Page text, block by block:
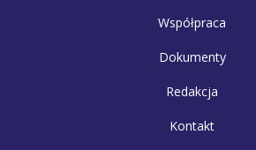
Współpraca
Dokumenty
Redakcja
Kontakt